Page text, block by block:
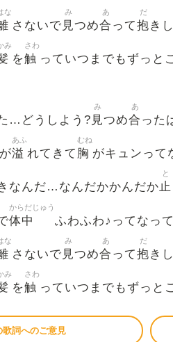
な
さないで 見
み
つめ合
あ
って抱
だ
き
み
を触
さわ
っていつまでもずっと
…どうしよう? 見
み
つめ合
あ
った
溢
あふ
れてきて 胸
むね
がキュンって
なんだ…なんだかかんだか止
と
体中
からだじゅう
ふわふわ♪ってなっ
な
さないで 見
み
つめ合
あ
って抱
だ
き
み
を触
さわ
っていつまでもずっと
歌詞へのご意見